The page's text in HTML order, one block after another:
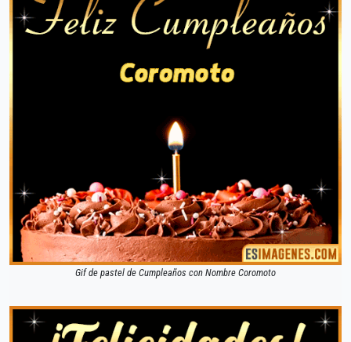
Gif de pastel de Cumpleaños con Nombre Coromoto